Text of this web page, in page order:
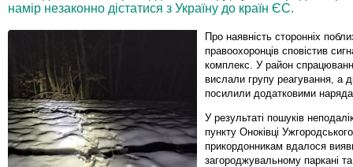
намір незаконно дістатися з Україну до країн ЄС.
Про наявність сторонніх
правоохоронців сповістив
комплекс. У район
вислали групу реагування, а
посилили додатковими
У результаті пошуків
пункту Оноківці
прикордонникам вдалося
загороджувальному паркані та